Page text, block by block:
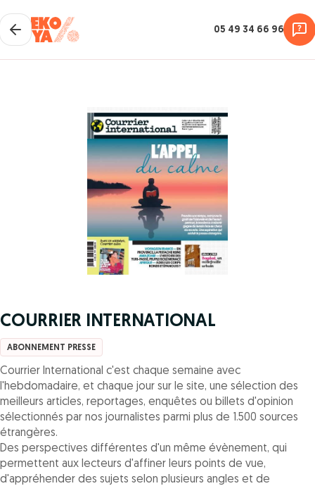
05 49 34 66 96
COURRIER INTERNATIONAL
ABONNEMENT PRESSE
Courrier International c'est chaque semaine avec
l'hebdomadaire, et chaque jour sur le site, une sélection des
meilleurs articles, reportages, enquêtes ou billets d'opinion
sélectionnés par nos journalistes parmi plus de 1.500 sources
étrangères.
Des perspectives différentes d'un même évènement, qui
permettent aux lecteurs d'affiner leurs points de vue,
d'appréhender des sujets selon plusieurs angles et de